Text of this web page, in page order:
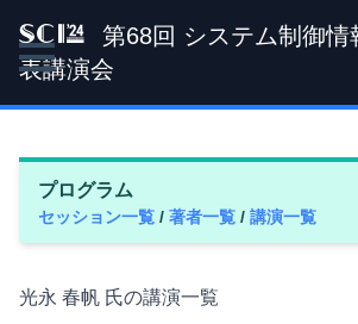
SCI '24
第68回 システム制御情
表講演会
プログラム
セッション一覧 / 著者一覧 / 講演一覧
光永 春帆 氏の講演一覧